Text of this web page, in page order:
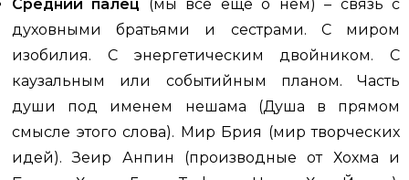
Средний палец (мы все еще о нем) – связь с
духовными братьями и сестрами. С миром
изобилия. С энергетическим двойником. С
каузальным или событийным планом. Часть
души под именем нешама (Душа в прямом
смысле этого слова). Мир Брия (мир творческих
идей). Зеир Анпин (производные от Хохма и